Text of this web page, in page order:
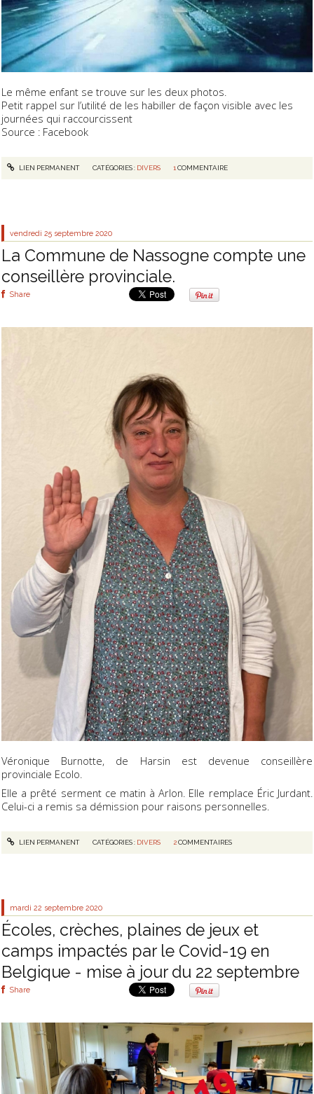
Le même enfant se trouve sur les deux photos.
Petit rappel sur l’utilité de les habiller de façon visible avec les
journées qui raccourcissent
Source : Facebook
LIEN PERMANENT CATÉGORIES : DIVERS 1COMMENTAIRE
vendredi 25 septembre 2020
La Commune de Nassogne compte une
conseillère provinciale.
Share
Véronique Burnotte, de Harsin est devenue conseillère
provinciale Ecolo.
Elle a prêté serment ce matin à Arlon. Elle remplace Éric Jurdant.
Celui-ci a remis sa démission pour raisons personnelles.
LIEN PERMANENT CATÉGORIES : DIVERS 2COMMENTAIRES
mardi 22 septembre 2020
Écoles, crèches, plaines de jeux et
camps impactés par le Covid-19 en
Belgique - mise à jour du 22 septembre
Share